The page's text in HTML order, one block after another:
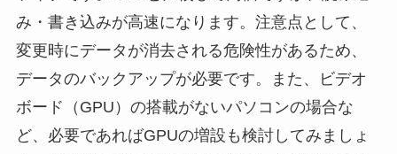
み・書き込みが高速になります。注意点として、
変更時にデータが消去される危険性があるため、
データのバックアップが必要です。また、ビデオ
ボード（GPU）の搭載がないパソコンの場合な
ど、必要であればGPUの増設も検討してみましょ